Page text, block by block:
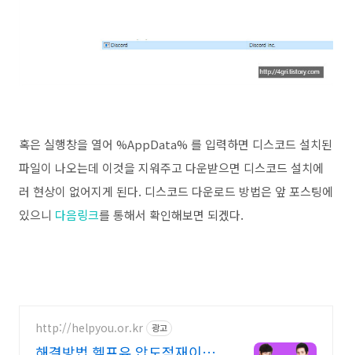
혹은 실행창을 열어 %AppData% 를 입력하면 디스코드 설치된
파일이 나오는데 이것을 지워주고 다운받으면 디스코드 설치에
러 현상이 없어지게 된다. 디스코드 다운로드 방법은 앞 포스팅에
있으니 다음링크를 통해서 확인해보면 되겠다.
http://helpyou.or.kr 광고